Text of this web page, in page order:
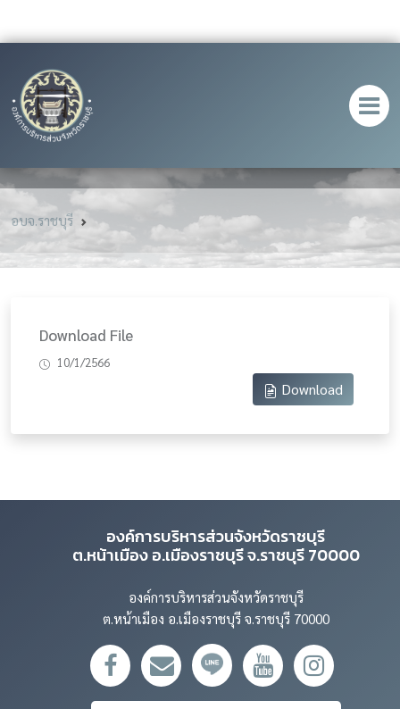
อบจ.ราชบุรี
Download File
10/1/2566
Download
องค์การบริหารส่วนจังหวัดราชบุรี
ต.หน้าเมือง อ.เมืองราชบุรี จ.ราชบุรี 70000
องค์การบริหารส่วนจังหวัดราชบุรี
ต.หน้าเมือง อ.เมืองราชบุรี จ.ราชบุรี 70000